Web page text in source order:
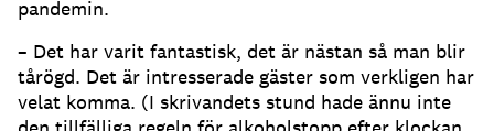
pandemin.
– Det har varit fantastisk, det är nästan så man blir
tårögd. Det är intresserade gäster som verkligen har
velat komma. (I skrivandets stund hade ännu inte